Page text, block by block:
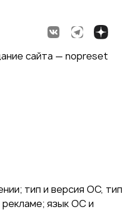
сайта — nopreset
тип и версия ОС, тип
рекламе; язык ОС и